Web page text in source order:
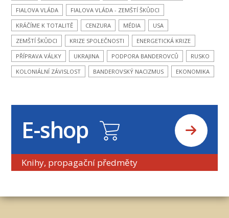
FIALOVA VLÁDA
FIALOVA VLÁDA - ZEMŠTÍ ŠKŮDCI
KRÁČÍME K TOTALITĚ
CENZURA MÉDIA
USA
ZEMŠTÍ ŠKŮDCI
KRIZE SPOLEČNOSTI
ENERGETICKÁ KRIZE
PŘÍPRAVA VÁLKY
UKRAJINA PODPORA BANDEROVCŮ
RUSKO
KOLONIÁLNÍ ZÁVISLOST
BANDEROVSKÝ NACIZMUS EKONOMIKA
E-shop
Knihy, propagační předměty